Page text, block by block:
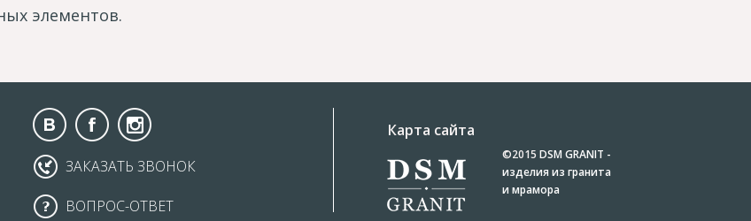
элементов.
ЗАКАЗАТЬ ЗВОНОК
ВОПРОС-ОТВЕТ
Карта сайта
©2015 DSM GRANIT -
изделия из гранита
и мрамора